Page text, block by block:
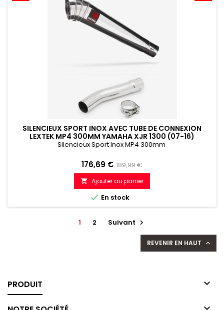
SILENCIEUX SPORT INOX AVEC TUBE DE CONNEXION
LEXTEK MP4 300MM YAMAHA XJR 1300 (07-16)
Silencieux Sport Inox MP4 300mm
Prix
176,69 € Prix
de
référence
189,99 €
 Ajouter au panier
 En stock
1 2 Suivant 
REVENIR EN HAUT 
PRODUIT 